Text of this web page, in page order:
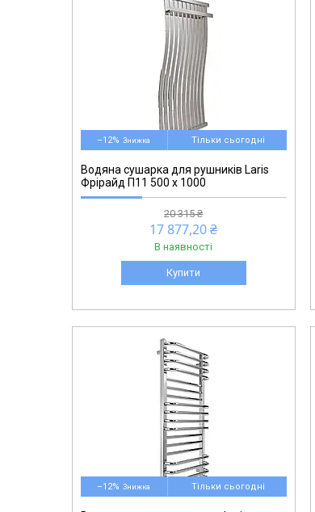
–12% Тільки сьогодні
Водяна сушарка для рушників Laris
Фрірайд П11 500 х 1000
20 315 ₴
17 877,20 ₴
В наявності
Купити
71207668
–12% Тільки сьогодні